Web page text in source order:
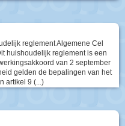
reglement Algemene Cel
huishoudelijk reglement is een
van 2 september
gelden de bepalingen van het
artikel 9 (...)